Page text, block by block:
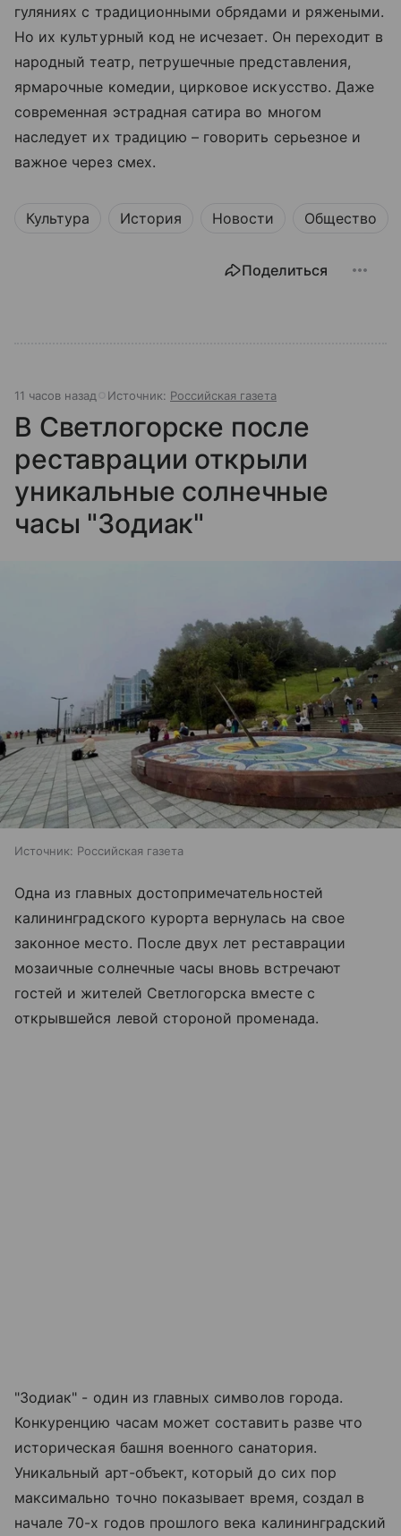
гуляниях с традиционными обрядами и ряжеными.
Но их культурный код не исчезает. Он переходит в
народный театр, петрушечные представления,
ярмарочные комедии, цирковое искусство. Даже
современная эстрадная сатира во многом
наследует их традицию – говорить серьезное и
важное через смех.
Культура История Новости Общество
Поделиться
11 часов назад Источник: Российская газета
В Светлогорске после
реставрации открыли
уникальные солнечные
часы "Зодиак"
Источник: Российская газета
Одна из главных достопримечательностей
калининградского курорта вернулась на свое
законное место. После двух лет реставрации
мозаичные солнечные часы вновь встречают
гостей и жителей Светлогорска вместе с
открывшейся левой стороной променада.
"Зодиак" - один из главных символов города.
Конкуренцию часам может составить разве что
историческая башня военного санатория.
Уникальный арт-объект, который до сих пор
максимально точно показывает время, создал в
начале 70-х годов прошлого века калининградский